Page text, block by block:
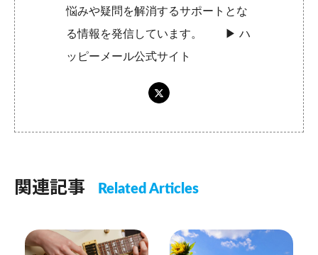
悩みや疑問を解消するサポートとな
る情報を発信しています。 ▶︎ハ
ッピーメール公式サイト
関連記事 Related Articles